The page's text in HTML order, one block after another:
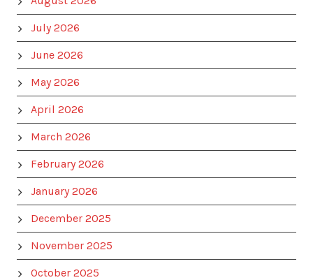
July 2026
June 2026
May 2026
April 2026
March 2026
February 2026
January 2026
December 2025
November 2025
October 2025